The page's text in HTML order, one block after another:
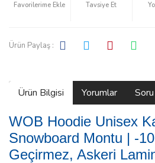
Tavsiye Et
Ürün Paylaş :
Ürün Bilgisi Yorumlar
WOB Hoodie Unisex
Snowboard Montu | -
Geçirmez, Askeri